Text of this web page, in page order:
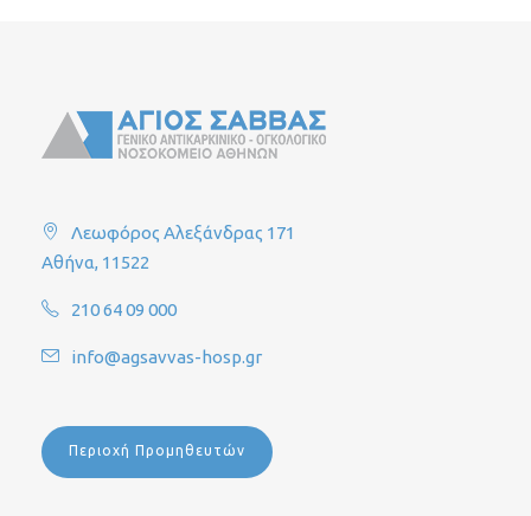
Λεωφόρος Αλεξάνδρας 171
Αθήνα, 11522
210 64 09 000
info@agsavvas-hosp.gr
Περιοχή Προμηθευτών